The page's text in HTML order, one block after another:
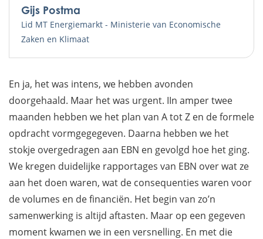
Gijs Postma
Lid MT Energiemarkt - Ministerie van Economische
Zaken en Klimaat
En ja, het was intens, we hebben avonden
doorgehaald. Maar het was urgent. IIn amper twee
maanden hebben we het plan van A tot Z en de formele
opdracht vormgegegeven. Daarna hebben we het
stokje overgedragen aan EBN en gevolgd hoe het ging.
We kregen duidelijke rapportages van EBN over wat ze
aan het doen waren, wat de consequenties waren voor
de volumes en de financiën. Het begin van zo’n
samenwerking is altijd aftasten. Maar op een gegeven
moment kwamen we in een versnelling. En met die